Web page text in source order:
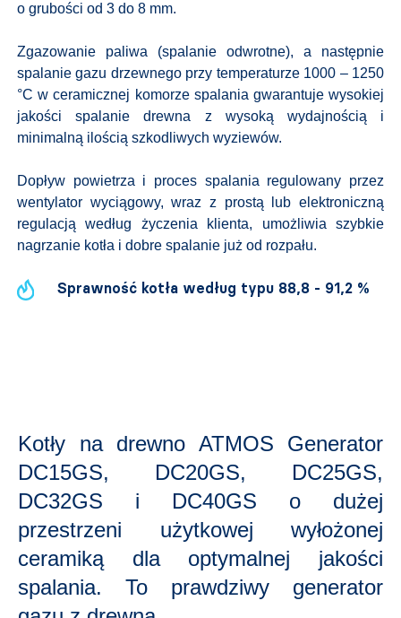
o grubości od 3 do 8 mm.
Zgazowanie paliwa (spalanie odwrotne), a następnie
spalanie gazu drzewnego przy temperaturze 1000 – 1250
°C w ceramicznej komorze spalania gwarantuje wysokiej
jakości spalanie drewna z wysoką wydajnością i
minimalną ilością szkodliwych wyziewów.
Dopływ powietrza i proces spalania regulowany przez
wentylator wyciągowy, wraz z prostą lub elektroniczną
regulacją według życzenia klienta, umożliwia szybkie
nagrzanie kotła i dobre spalanie już od rozpału.
Sprawność kotła według typu 88,8 - 91,2 %
Kotły na drewno ATMOS Generator
DC15GS, DC20GS, DC25GS,
DC32GS i DC40GS o dużej
przestrzeni użytkowej wyłożonej
ceramiką dla optymalnej jakości
spalania. To prawdziwy generator